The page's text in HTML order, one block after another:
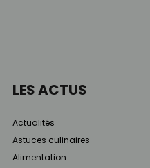
LES ACTUS
Actualités
Astuces culinaires
Alimentation